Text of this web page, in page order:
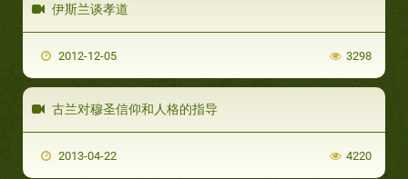
伊斯兰谈孝道
2012-12-05 3298
古兰对穆圣信仰和人格的指导‬
2013-04-22 4220